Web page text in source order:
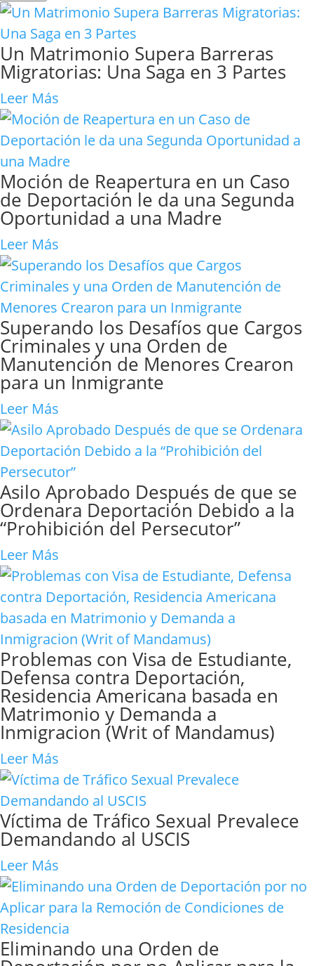
Un Matrimonio Supera Barreras
Migratorias: Una Saga en 3 Partes
Leer Más
Moción de Reapertura en un Caso
de Deportación le da una Segunda
Oportunidad a una Madre
Leer Más
Superando los Desafíos que Cargos
Criminales y una Orden de
Manutención de Menores Crearon
para un Inmigrante
Leer Más
Asilo Aprobado Después de que se
Ordenara Deportación Debido a la
“Prohibición del Persecutor”
Leer Más
Problemas con Visa de Estudiante,
Defensa contra Deportación,
Residencia Americana basada en
Matrimonio y Demanda a
Inmigracion (Writ of Mandamus)
Leer Más
Víctima de Tráfico Sexual Prevalece
Demandando al USCIS
Leer Más
Eliminando una Orden de